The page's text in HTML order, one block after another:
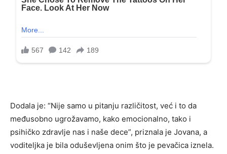
Dodala je: “Nije samo u pitanju različitost, već i to da
međusobno ugrožavamo, kako emocionalno, tako i
psihičko zdravlje nas i naše dece”, priznala je Jovana, a
voditeljka je bila oduševljena onim što je pevačica iznela.